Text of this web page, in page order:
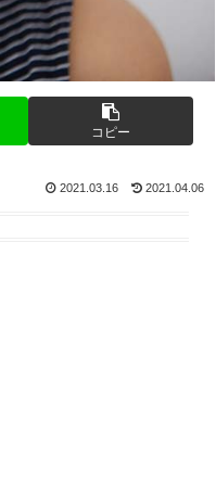
コピー
2021.03.16 2021.04.06